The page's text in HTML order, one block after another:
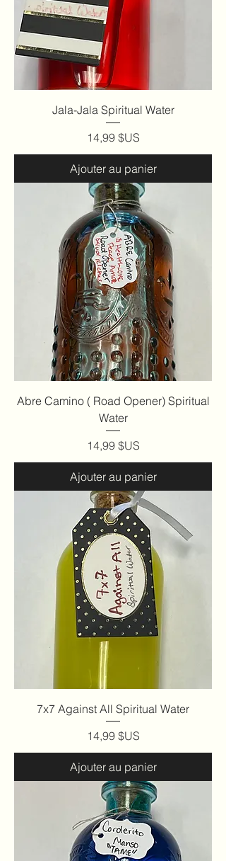
Jala-Jala Spiritual Water
Prix
14,99 $US
Ajouter au panier
Abre Camino ( Road Opener) Spiritual
Water
Prix
14,99 $US
Ajouter au panier
7x7 Against All Spiritual Water
Prix
14,99 $US
Ajouter au panier